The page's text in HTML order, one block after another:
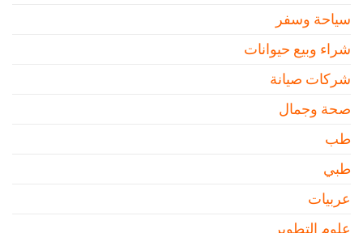
سياحة وسفر
شراء وبيع حيوانات
شركات صيانة
صحة وجمال
طب
طبي
عربيات
علوم التطوير